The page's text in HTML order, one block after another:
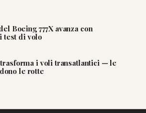
Boeing 777X avanza con
test di volo
trasforma i voli transatlantici — le
le rotte